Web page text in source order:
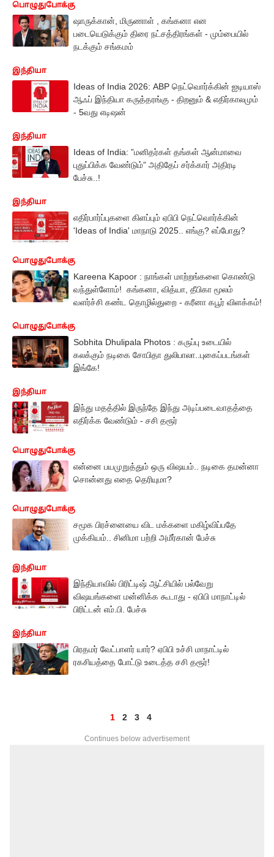
பொழுதுபோக்கு
ஷாருக்கான், மிருணாள் , கங்கனா என
படையெடுக்கும் திரை நட்சத்திரங்கள் - மும்பையில்
நடக்கும் சங்கமம்
இந்தியா
Ideas of India 2026: ABP நெட்வொர்க்கின் ஐடியாஸ்
ஆஃப் இந்தியா கருத்தரங்கு - திறனும் & எதிர்காலமும்
- 5வது எடிஷன்
இந்தியா
Ideas of India: ”மனிதர்கள் தங்கள் ஆன்மாவை
புதுப்பிக்க வேண்டும்” அதிதேப் சர்க்கார் அதிரடி
பேச்சு..!
இந்தியா
எதிர்பார்ப்புகளை கிளப்பும் ஏபிபி நெட்வொர்க்கின்
'Ideas of India' மாநாடு 2025.. எங்கு? எப்போது?
பொழுதுபோக்கு
Kareena Kapoor : நாங்கள் மாற்றங்களை கொண்டு
வந்துள்ளோம்! கங்கனா, வித்யா, தீபிகா மூலம்
வளர்ச்சி கண்ட தொழில்துறை - கரீனா கபூர் விளக்கம்!
பொழுதுபோக்கு
Sobhita Dhulipala Photos : கருப்பு உடையில்
கலக்கும் நடிகை சோபிதா துலிபாலா..புகைப்படங்கள்
இங்கே!
இந்தியா
இந்து மதத்தில் இருந்தே இந்து அடிப்படைவாதத்தை
எதிர்க்க வேண்டும் - சசி தரூர்
பொழுதுபோக்கு
என்னை பயமுறுத்தும் ஒரு விஷயம்.. நடிகை தமன்னா
சொன்னது எதை தெரியுமா?
பொழுதுபோக்கு
சமூக பிரச்னையை விட மக்களை மகிழ்விப்பதே
முக்கியம்.. சினிமா பற்றி அமீர்கான் பேச்சு
இந்தியா
இந்தியாவில் பிரிட்டிஷ் ஆட்சியில் பல்வேறு
விஷயங்களை மன்னிக்க கூடாது - ஏபிபி மாநாட்டில்
பிரிட்டன் எம்.பி. பேச்சு
இந்தியா
பிரதமர் வேட்பாளர் யார்? ஏபிபி உச்சி மாநாட்டில்
ரகசியத்தை போட்டு உடைத்த சசி தரூர்!
1 2 3 4
Continues below advertisement